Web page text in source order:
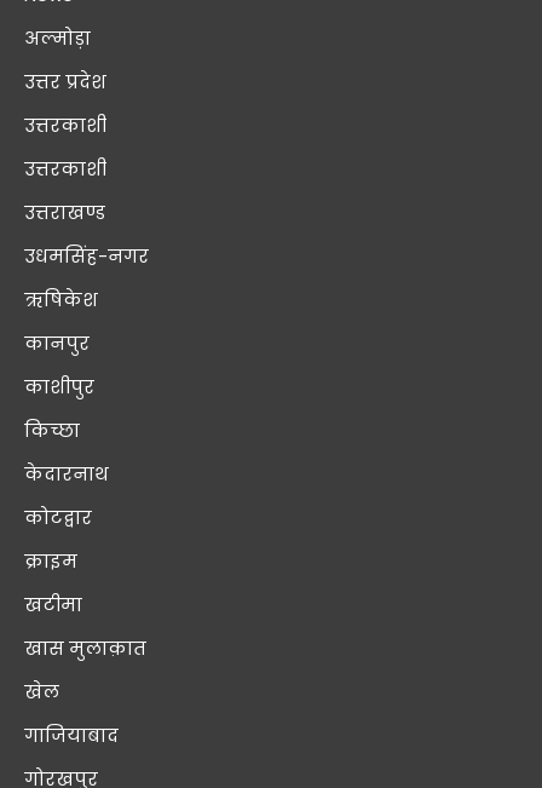
अल्मोड़ा
उत्तर प्रदेश
उत्तरकाशी
उत्तरकाशी
उत्तराखण्ड
उधमसिंह-नगर
ऋषिकेश
कानपुर
काशीपुर
किच्छा
केदारनाथ
कोटद्वार
क्राइम
खटीमा
खास मुलाक़ात
खेल
गाजियाबाद
गोरखपुर